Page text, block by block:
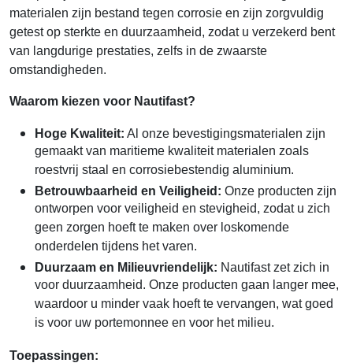
materialen zijn bestand tegen corrosie en zijn zorgvuldig
getest op sterkte en duurzaamheid, zodat u verzekerd bent
van langdurige prestaties, zelfs in de zwaarste
omstandigheden.
Waarom kiezen voor Nautifast?
Hoge Kwaliteit: Al onze bevestigingsmaterialen zijn
gemaakt van maritieme kwaliteit materialen zoals
roestvrij staal en corrosiebestendig aluminium.
Betrouwbaarheid en Veiligheid: Onze producten zijn
ontworpen voor veiligheid en stevigheid, zodat u zich
geen zorgen hoeft te maken over loskomende
onderdelen tijdens het varen.
Duurzaam en Milieuvriendelijk: Nautifast zet zich in
voor duurzaamheid. Onze producten gaan langer mee,
waardoor u minder vaak hoeft te vervangen, wat goed
is voor uw portemonnee en voor het milieu.
Toepassingen: